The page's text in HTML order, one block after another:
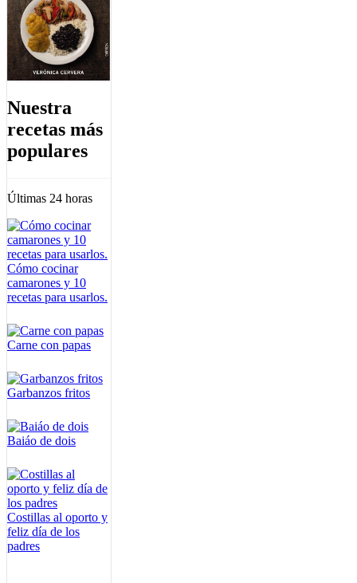
Nuestra
recetas más
populares
Últimas 24 horas
Cómo cocinar
camarones y 10
recetas para usarlos.
Carne con papas
Garbanzos fritos
Baiáo de dois
Costillas al oporto y
feliz día de los
padres